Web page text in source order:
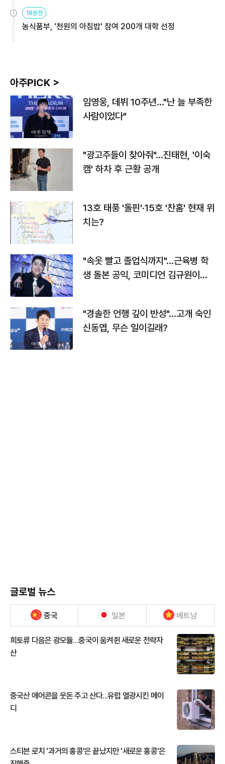
원
18분전
농식품부, '천원의 아침밥' 참여 200개 대학 선정
아주PICK >
임영웅, 데뷔 10주년…"난 늘 부족한
사람이었다"
"광고주들이 찾아줘"…진태현, '이숙
캠' 하차 후 근황 공개
13호 태풍 '돌핀'·15호 '찬홈' 현재 위
치는?
"속옷 빨고 졸업식까지"…근육병 학
생 돌본 공익, 코미디언 김규원이었
"경솔한 언행 깊이 반성"…고개 숙인
신동엽, 무슨 일이길래?
글로벌 뉴스
중국 일본 베트남
희토류 다음은 광모듈…중국이 움켜쥔 새로운 전략자
산
중국산 에어콘을 웃돈 주고 산다...유럽 열광시킨 메이
디
스티븐 로치 '과거의 홍콩'은 끝났지만 '새로운 홍콩'은